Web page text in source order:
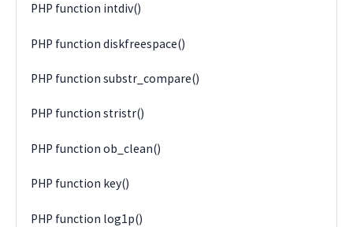
PHP function intdiv()
PHP function diskfreespace()
PHP function substr_compare()
PHP function stristr()
PHP function ob_clean()
PHP function key()
PHP function log1p()